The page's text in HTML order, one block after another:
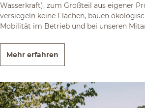
Wasserkraft), zum Großteil aus eigener
versiegeln keine Flächen, bauen
Mobilität im Betrieb und bei unseren
Mehr erfahren